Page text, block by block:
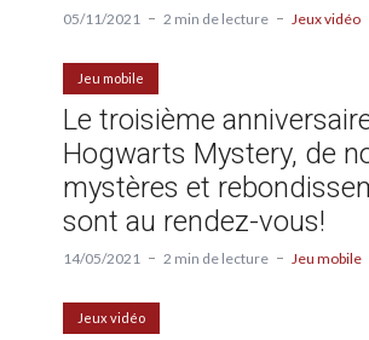
05/11/2021 2 min de lecture Jeux vidéo
Jeu mobile
Le troisième
Hogwarts Mystery, de
mystères et
sont au rendez-vous!
14/05/2021 2 min de lecture Jeu mobile
Jeux vidéo